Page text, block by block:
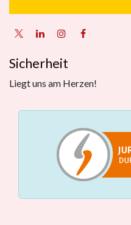
Sicherheit
Liegt uns am Herzen!